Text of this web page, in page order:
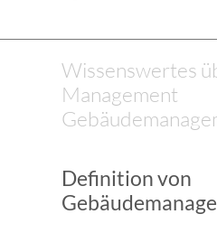
Wissenswertes
Management
Definition von